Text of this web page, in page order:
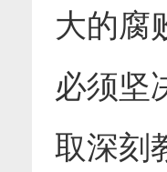
大的腐
必须坚
取深刻